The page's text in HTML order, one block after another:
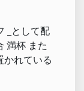
_として配
満杯 また
かれている